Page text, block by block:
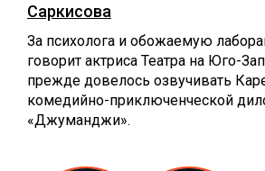
Саркисова
За психолога и обожаемую
говорит актриса Театра на Юго-
прежде довелось озвучивать
комедийно-приключенческой
«Джуманджи».